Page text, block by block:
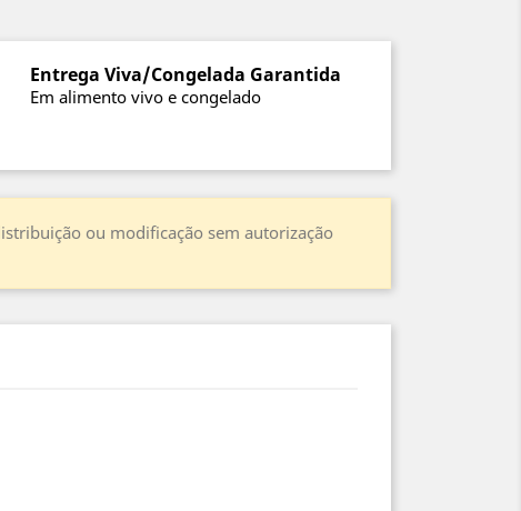
Entrega Viva/Congelada Garantida
Em alimento vivo e congelado
ou modificação sem autorização